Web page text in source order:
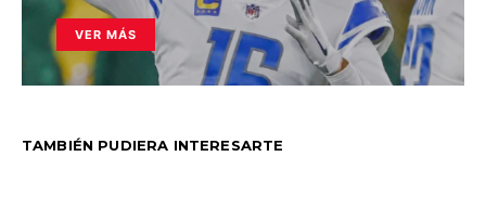
VER MÁS
TAMBIÉN PUDIERA INTERESARTE